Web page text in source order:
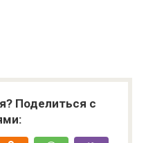
Поделиться с